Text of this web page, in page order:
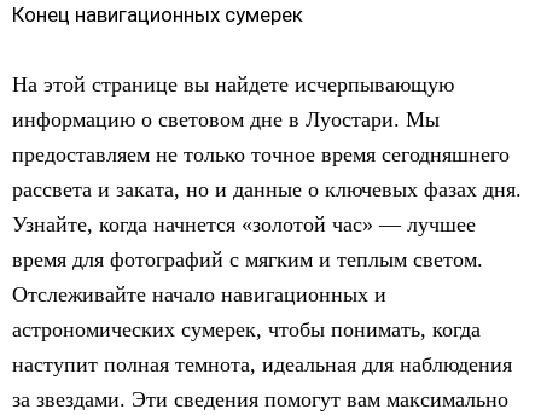
Конец навигационных сумерек
На этой странице вы найдете исчерпывающую
информацию о световом дне в Луостари. Мы
предоставляем не только точное время сегодняшнего
рассвета и заката, но и данные о ключевых фазах дня.
Узнайте, когда начнется «золотой час» — лучшее
время для фотографий с мягким и теплым светом.
Отслеживайте начало навигационных и
астрономических сумерек, чтобы понимать, когда
наступит полная темнота, идеальная для наблюдения
за звездами. Эти сведения помогут вам максимально